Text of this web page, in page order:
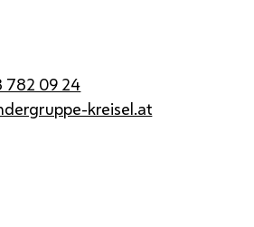
782 09 24
kreisel.at